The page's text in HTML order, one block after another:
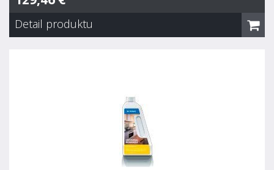
Dr. Schutz Turbo základný čistič
Expresný základný čistič s rýchlym rozpúšťacím účinkom.
Odstraňuje rýchlo a účinne staré metalické polymérne
disperzie a ochranné polymérne vosky. Účinný tiež na
zastaralé navrstvené nátery a tiež na separačné látky na
kaučukových dlážkach.
Detail produktu